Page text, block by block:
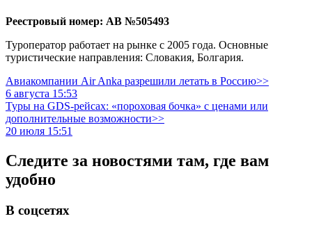
Реестровый номер: АВ №505493
Туроператор работает на рынке с 2005 года. Основные
туристические направления: Словакия, Болгария.
Авиакомпании Air Anka разрешили летать в Россию>>
6 августа 15:53
Туры на GDS-рейсах: «пороховая бочка» с ценами или
дополнительные возможности>>
20 июля 15:51
Следите за новостями там, где вам
удобно
В соцсетях